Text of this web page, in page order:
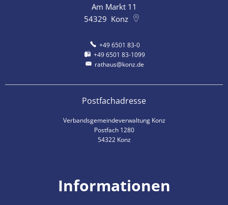
Am Markt 11
54329 Konz
+49 6501 83-0
+49 6501 83-1099
rathaus@konz.de
Postfachadresse
Verbandsgemeindeverwaltung Konz
Postfach 1280
54322 Konz
Informationen